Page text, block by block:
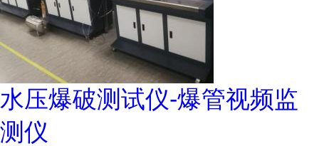
水压爆破测试仪-爆管视频监
测仪